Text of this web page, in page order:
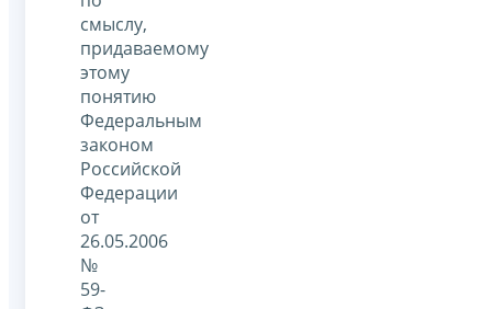
смыслу,
придаваемому
этому
понятию
Федеральным
законом
Российской
Федерации
от
26.05.2006
№
59-